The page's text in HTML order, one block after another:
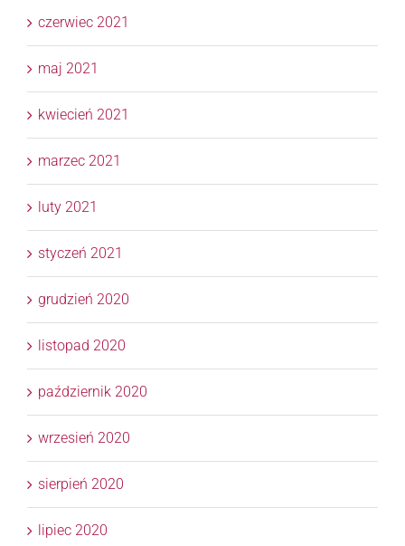
czerwiec 2021
maj 2021
kwiecień 2021
marzec 2021
luty 2021
styczeń 2021
grudzień 2020
listopad 2020
październik 2020
wrzesień 2020
sierpień 2020
lipiec 2020